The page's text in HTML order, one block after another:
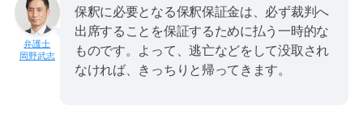
岡野武志
保釈に必要となる保釈保証金は、必ず裁判へ
出席することを保証するために払う一時的な
ものです。よって、逃亡などをして没取され
なければ、きっちりと帰ってきます。